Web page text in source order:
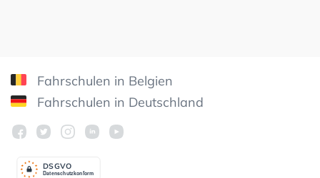
Fahrschulen in Belgien
Fahrschulen in Deutschland
Datenschutzkonform
DSGVO